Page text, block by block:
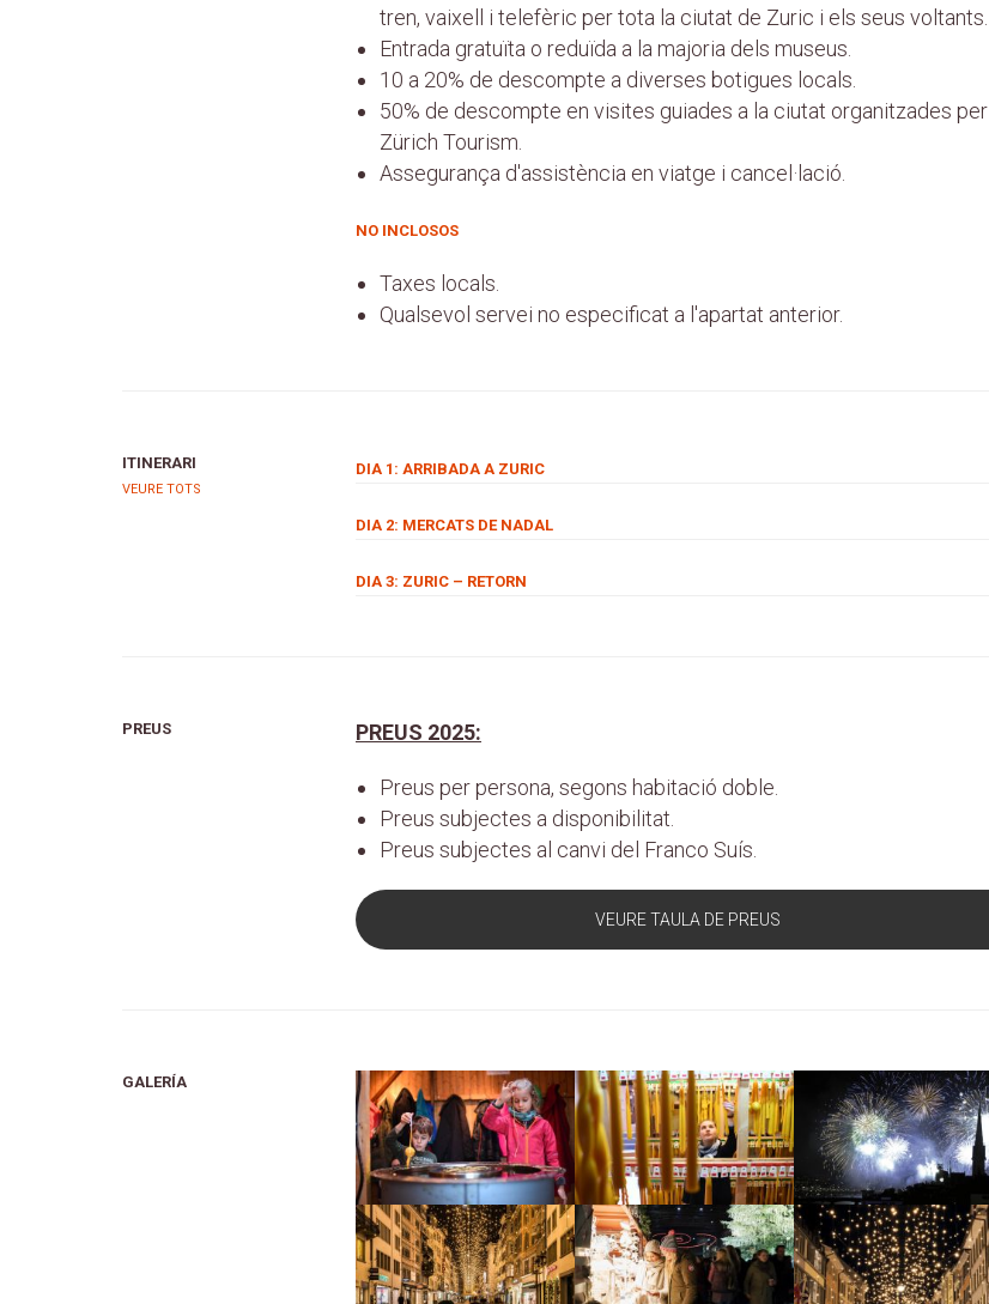
tren, vaixell i telefèric per tota la ciutat de Zuric i els seus voltants.
Entrada gratuïta o reduïda a la majoria dels museus.
10 a 20% de descompte a diverses botigues locals.
50% de descompte en visites guiades a la ciutat organitzades per
Zürich Tourism.
Assegurança d'assistència en viatge i cancel·lació.
NO INCLOSOS
Taxes locals.
Qualsevol servei no especificat a l'apartat anterior.
ITINERARI
VEURE TOTS
DIA 1: ARRIBADA A ZURIC
DIA 2: MERCATS DE NADAL
DIA 3: ZURIC – RETORN
PREUS PREUS 2025:
Preus per persona, segons habitació doble.
Preus subjectes a disponibilitat.
Preus subjectes al canvi del Franco Suís.
VEURE TAULA DE PREUS
GALERÍA